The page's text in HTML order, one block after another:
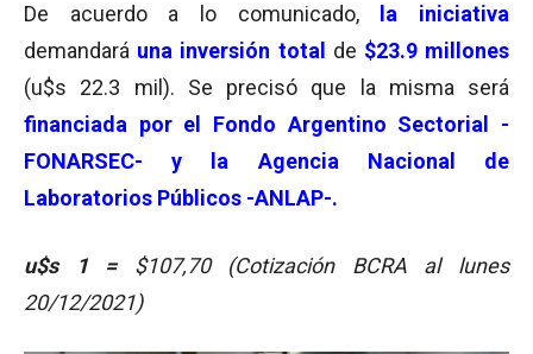
De acuerdo a lo comunicado,la iniciativa
demandará una inversión total de $23.9 millones
(u$s 22.3 mil). Se precisó que la misma será
financiada por el Fondo Argentino Sectorial -
FONARSEC- y la Agencia Nacional de
Laboratorios Públicos -ANLAP-.
u$s 1 =$107,70 (Cotización BCRA al lunes
20/12/2021)